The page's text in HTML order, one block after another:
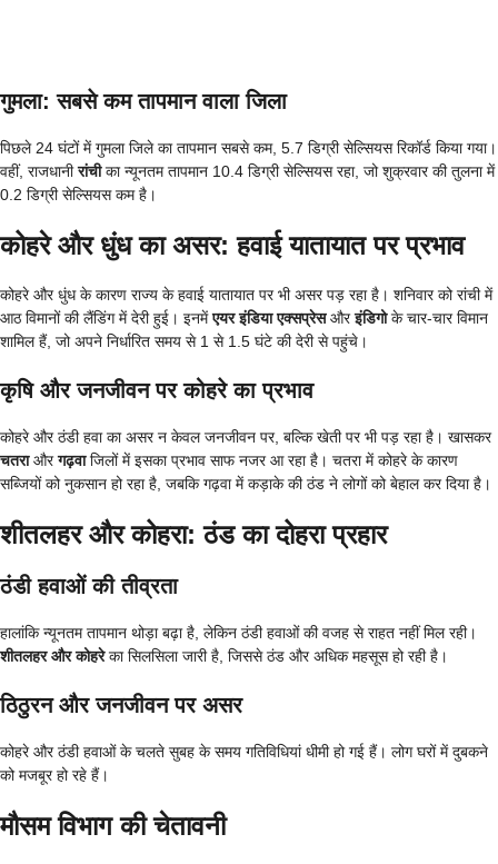
गुमला: सबसे कम तापमान वाला जिला
पिछले 24 घंटों में गुमला जिले का तापमान सबसे कम, 5.7 डिग्री सेल्सियस रिकॉर्ड किया गया।
वहीं, राजधानीरांचीका न्यूनतम तापमान 10.4 डिग्री सेल्सियस रहा, जो शुक्रवार की तुलना में
0.2 डिग्री सेल्सियस कम है।
कोहरे और धुंध का असर: हवाई यातायात पर प्रभाव
कोहरे और धुंध के कारण राज्य के हवाई यातायात पर भी असर पड़ रहा है। शनिवार को रांची में
आठ विमानों की लैंडिंग में देरी हुई। इनमेंएयर इंडिया एक्सप्रेसऔरइंडिगोके चार-चार विमान
शामिल हैं, जो अपने निर्धारित समय से 1 से 1.5 घंटे की देरी से पहुंचे।
कृषि और जनजीवन पर कोहरे का प्रभाव
कोहरे और ठंडी हवा का असर न केवल जनजीवन पर, बल्कि खेती पर भी पड़ रहा है। खासकर
चतराऔरगढ़वाजिलों में इसका प्रभाव साफ नजर आ रहा है। चतरा में कोहरे के कारण
सब्जियों को नुकसान हो रहा है, जबकि गढ़वा में कड़ाके की ठंड ने लोगों को बेहाल कर दिया है।
शीतलहर और कोहरा: ठंड का दोहरा प्रहार
ठंडी हवाओं की तीव्रता
हालांकि न्यूनतम तापमान थोड़ा बढ़ा है, लेकिन ठंडी हवाओं की वजह से राहत नहीं मिल रही।
शीतलहर और कोहरेका सिलसिला जारी है, जिससे ठंड और अधिक महसूस हो रही है।
ठिठुरन और जनजीवन पर असर
कोहरे और ठंडी हवाओं के चलते सुबह के समय गतिविधियां धीमी हो गई हैं। लोग घरों में दुबकने
को मजबूर हो रहे हैं।
मौसम विभाग की चेतावनी